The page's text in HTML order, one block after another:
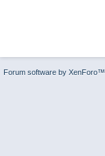
Forum software by XenForo™